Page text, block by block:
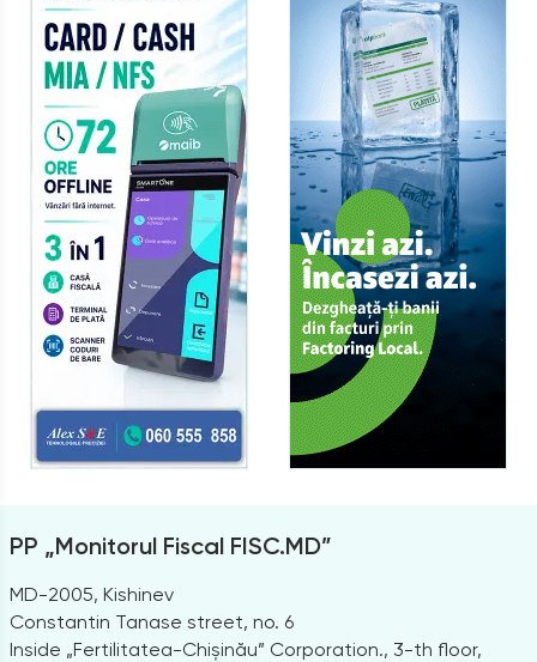
PP „Monitorul Fiscal FISC.MD”
MD-2005, Kishinev
Constantin Tanase street, no. 6
Inside „Fertilitatea-Chișinău” Corporation., 3-th floor,